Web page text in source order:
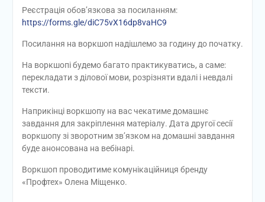
Реєстрація обов’язкова за посиланням:
https://forms.gle/diC75vX16dp8vaHC9
Посилання на воркшоп надішлемо за годину до початку.
На воркшопі будемо багато практикуватись, а саме:
перекладати з ділової мови, розрізняти вдалі і невдалі
тексти.
Наприкінці воркшопу на вас чекатиме домашнє
завдання для закріплення матеріалу. Дата другої сесії
воркшопу зі зворотним зв’язком на домашні завдання
буде анонсована на вебінарі.
Воркшоп проводитиме комунікаційниця бренду
«Профтех» Олена Міщенко.